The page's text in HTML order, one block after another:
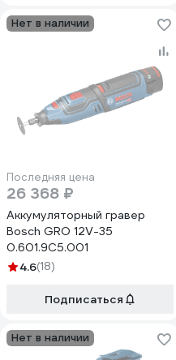
Нет в наличии
Последняя цена
26 368 ₽
Аккумуляторный гравер
Bosch GRO 12V-35
0.601.9C5.001
4.6(18)
Подписаться
Нет в наличии